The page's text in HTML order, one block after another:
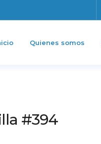
Quienes somos
#394